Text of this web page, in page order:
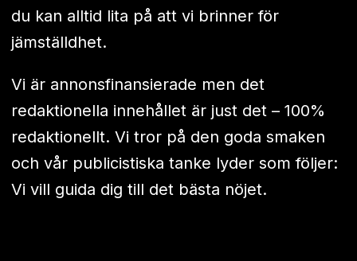
du kan alltid lita på att vi brinner för
jämställdhet.
Vi är annonsfinansierade men det
redaktionella innehållet är just det – 100%
redaktionellt. Vi tror på den goda smaken
och vår publicistiska tanke lyder som följer:
Vi vill guida dig till det bästa nöjet.